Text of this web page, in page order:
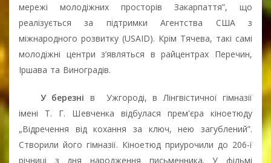
мережі молодіжних просторів Закарпаття”, що
реалізується за підтримки Агентства США з
міжнародного розвитку (USAID). Крім Тячева, такі самі
молодіжні центри з’являться в райцентрах Перечин,
Іршава та Виноградів.
У березні в
Ужгороді, в Лінгвістичної гімназії
імені Т. Г. Шевченка відбулася прем'єра кіноетюду
„Відречення від кохання за ключ, нею загублений”.
Створили його гімназії. Кіноетюд приурочили до 206-ї
річниці з дня народження письменника. У фільмі